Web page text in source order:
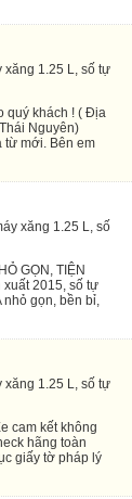
xăng 1.25 L, số tự
quý khách ! ( Địa
Nguyên)
từ mới. Bên em
xăng 1.25 L, số
GỌN, TIỆN
xuất 2015, số tự
gọn, bền bỉ,
xăng 1.25 L, số tự
cam kết không
hãng toàn
giấy tờ pháp lý